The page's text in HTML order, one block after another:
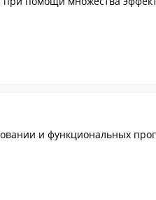
и функциональных